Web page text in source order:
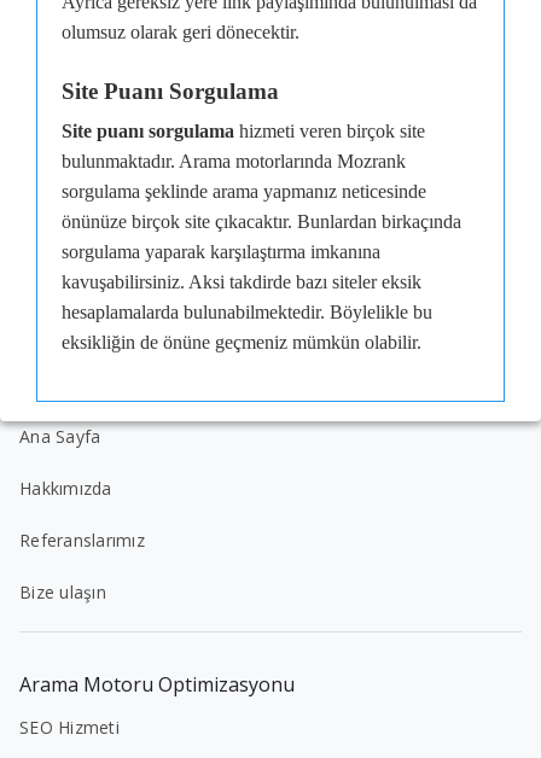
olumsuz olarak geri dönecektir.
Site Puanı Sorgulama
Site puanı sorgulama hizmeti veren birçok site
bulunmaktadır. Arama motorlarında Mozrank
sorgulama şeklinde arama yapmanız neticesinde
önünüze birçok site çıkacaktır. Bunlardan birkaçında
sorgulama yaparak karşılaştırma imkanına
kavuşabilirsiniz. Aksi takdirde bazı siteler eksik
hesaplamalarda bulunabilmektedir. Böylelikle bu
eksikliğin de önüne geçmeniz mümkün olabilir.
Ana Sayfa
Hakkımızda
Referanslarımız
Bize ulaşın
Arama Motoru Optimizasyonu
SEO Hizmeti